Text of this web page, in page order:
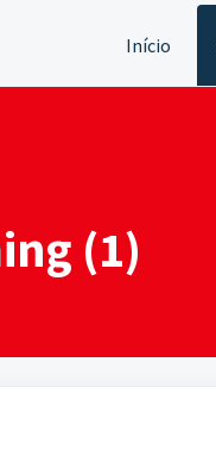
Início
(1)